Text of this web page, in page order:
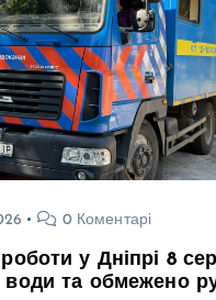
0 Коментарі
у Дніпрі 8
води та обмежено